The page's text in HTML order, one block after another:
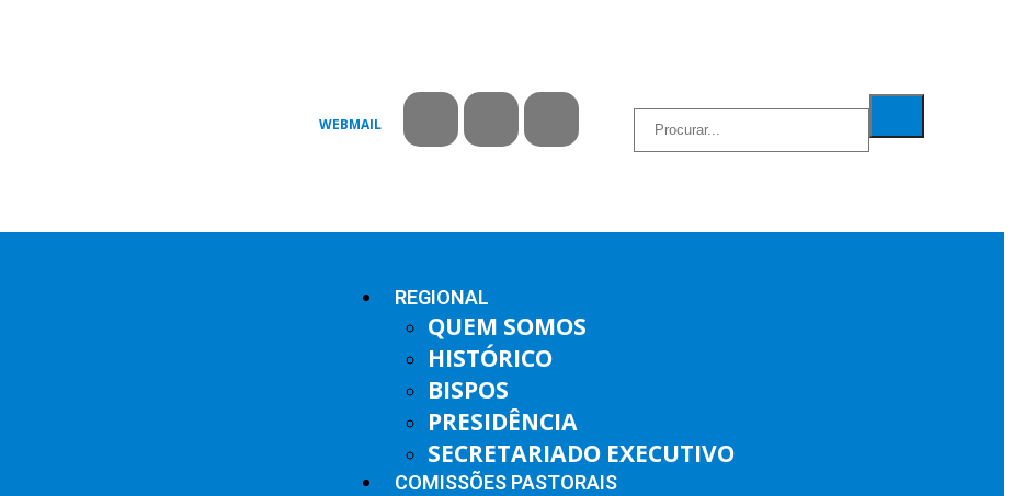
WEBMAIL
REGIONAL
QUEM SOMOS
HISTÓRICO
BISPOS
PRESIDÊNCIA
SECRETARIADO EXECUTIVO
COMISSÕES PASTORAIS